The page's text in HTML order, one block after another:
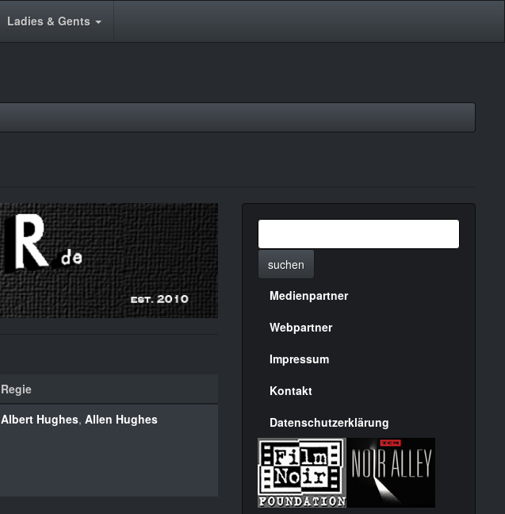
Ladies & Gents
Regie
Albert Hughes, Allen Hughes
suchen
Menülinks
rechte
Seite
Medienpartner
Webpartner
Impressum
Kontakt
Datenschutzerklärung